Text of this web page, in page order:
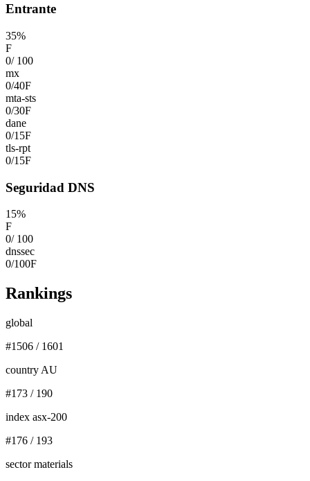
Entrante
35%
F
0/ 100
mx
0/40F
mta-sts
0/30F
dane
0/15F
tls-rpt
0/15F
Seguridad DNS
15%
F
0/ 100
dnssec
0/100F
Rankings
global
#1506 / 1601
country AU
#173 / 190
index asx-200
#176 / 193
sector materials